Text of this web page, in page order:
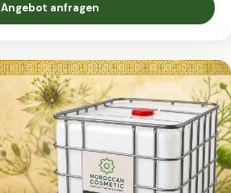
Angebot anfragen